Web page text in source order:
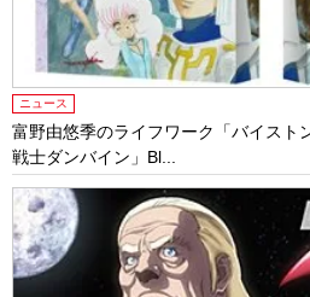
ニュース
富野由悠季のライフワーク「バイスト
戦士ダンバイン」Bl...